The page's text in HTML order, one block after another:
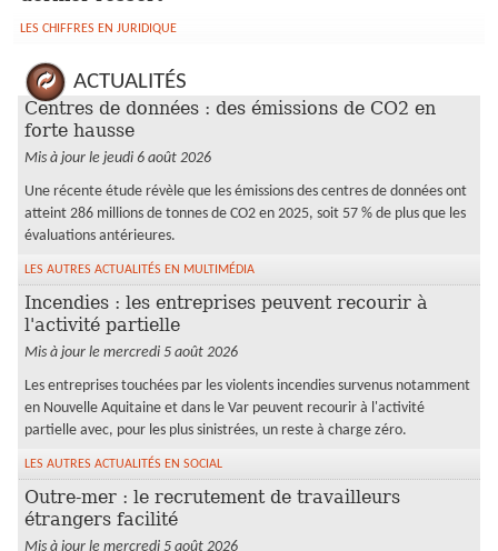
LES CHIFFRES EN JURIDIQUE
ACTUALITÉS
Centres de données : des émissions de CO2 en
forte hausse
Mis à jour le jeudi 6 août 2026
Une récente étude révèle que les émissions des centres de données ont
atteint 286 millions de tonnes de CO2 en 2025, soit 57 % de plus que les
évaluations antérieures.
LES AUTRES ACTUALITÉS EN MULTIMÉDIA
Incendies : les entreprises peuvent recourir à
l'activité partielle
Mis à jour le mercredi 5 août 2026
Les entreprises touchées par les violents incendies survenus notamment
en Nouvelle Aquitaine et dans le Var peuvent recourir à l'activité
partielle avec, pour les plus sinistrées, un reste à charge zéro.
LES AUTRES ACTUALITÉS EN SOCIAL
Outre-mer : le recrutement de travailleurs
étrangers facilité
Mis à jour le mercredi 5 août 2026